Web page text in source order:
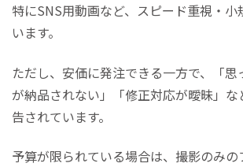
特にSNS用動画など、スピード重視・小
います。
ただし、安価に発注できる一方で、「思
が納品されない」「修正対応が曖昧」
告されています。
予算が限られている場合は、撮影のみ